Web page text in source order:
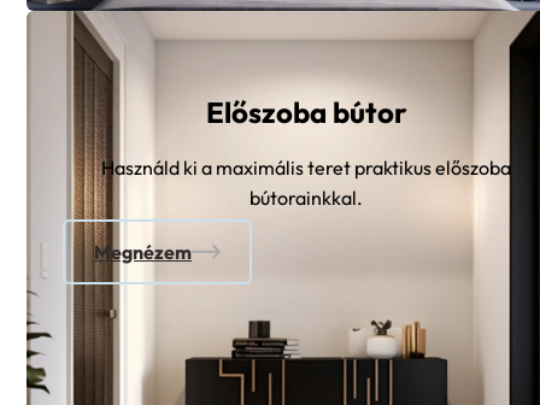
Előszoba bútor
Használd ki a maximális teret praktikus előszoba
bútorainkkal.
Megnézem